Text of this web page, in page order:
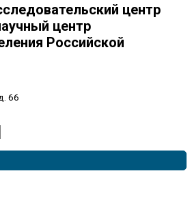
центр
центр
Российской
66